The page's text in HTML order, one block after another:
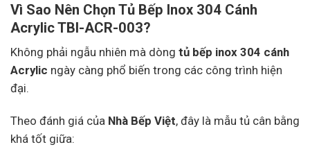
Vì Sao Nên Chọn Tủ Bếp Inox 304 Cánh
Acrylic TBI-ACR-003?
Không phải ngẫu nhiên mà dòng tủ bếp inox 304 cánh
Acrylic ngày càng phổ biến trong các công trình hiện
đại.
Theo đánh giá của Nhà Bếp Việt, đây là mẫu tủ cân bằng
khá tốt giữa: